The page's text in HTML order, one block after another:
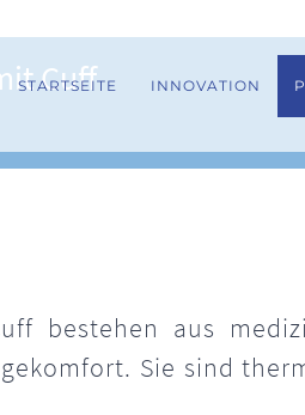
STARTSEITE INNOVATION
Cuff
bestehen aus
Sie sind